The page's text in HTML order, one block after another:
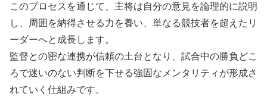
このプロセスを通じて、主将は自分の意見を論理的に説明
し、周囲を納得させる力を養い、単なる競技者を超えたリ
ーダーへと成長します。
監督との密な連携が信頼の土台となり、試合中の勝負どこ
ろで迷いのない判断を下せる強固なメンタリティが形成さ
れていく仕組みです。